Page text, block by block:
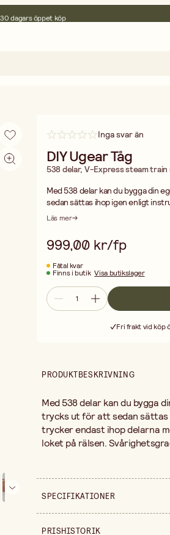
30 dagars öppet köp
Inga svar än
DIY Ugear Tåg
538 delar, V-Express steam train
Med 538 delar kan du bygga din
sedan sättas ihop igen enligt instruktionerna. Lim behövs ej utan man
varandra. När alla delarna är ihopbyggda kan du
Läs mer
999,00 kr/fp
Fåtal kvar
Finns i butik Visa butikslager
Fri frakt vid köp
PRODUKTBESKRIVNING
Med 538 delar kan du bygga
trycks ut för att sedan sättas
trycker endast ihop delarna
loket på rälsen.
SPECIFIKATIONER
Säljs i
PRISHISTORIK